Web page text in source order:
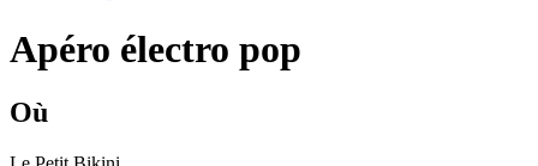
Apéro électro pop
Où